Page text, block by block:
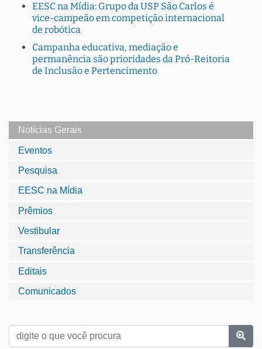
EESC na Mídia: Grupo da USP São Carlos é
vice-campeão em competição internacional
de robótica
Campanha educativa, mediação e
permanência são prioridades da Pró-Reitoria
de Inclusão e Pertencimento
Notícias Gerais
Eventos
Pesquisa
EESC na Mídia
Prêmios
Vestibular
Transferência
Editais
Comunicados